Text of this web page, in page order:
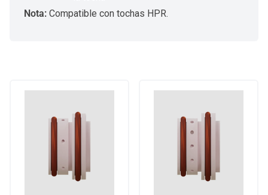
Nota: Compatible con tochas HPR.